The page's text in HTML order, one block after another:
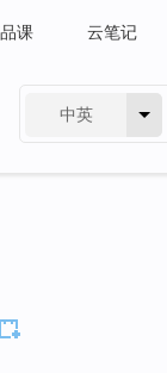
课 云笔记
中英